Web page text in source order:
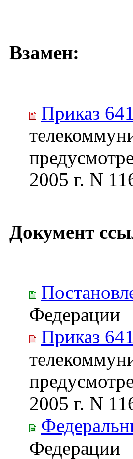
Взамен:
Приказ 641
2005 г. N
Документ
Федерации
Приказ 641
2005 г. N
Федерации